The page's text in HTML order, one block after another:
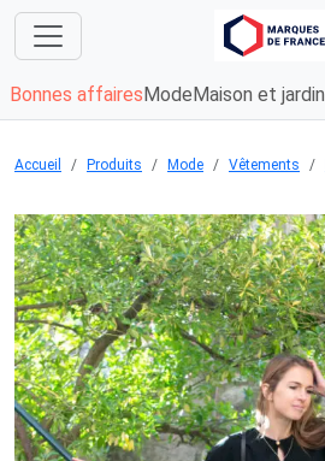
Bonnes affaires Mode Maison et jardin
Accueil Produits Mode Vêtements